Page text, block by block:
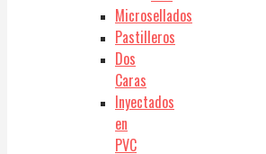
Microsellados
Pastilleros
Dos
Caras
Inyectados
en
PVC